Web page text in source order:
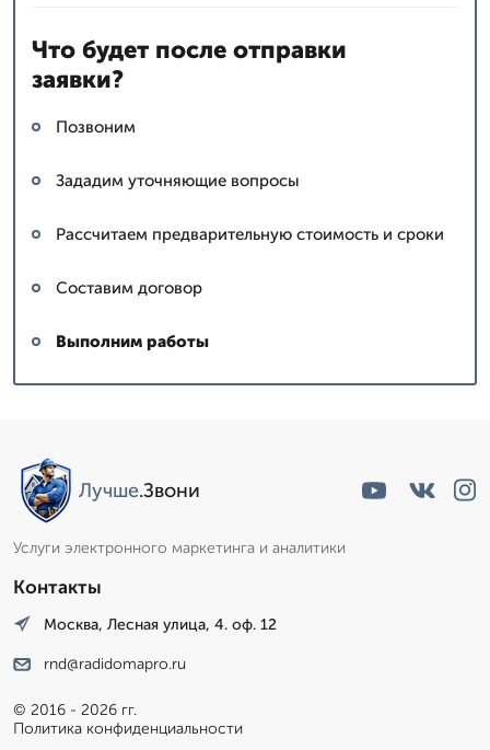
Что будет после отправки
заявки?
Позвоним
Зададим уточняющие вопросы
Рассчитаем предварительную стоимость и сроки
Составим договор
Выполним работы
Лучше.Звони
Услуги электронного маркетинга и аналитики
Контакты
Москва, Лесная улица, 4. оф. 12
rnd@radidomapro.ru
© 2016 - 2026 гг.
Политика конфиденциальности